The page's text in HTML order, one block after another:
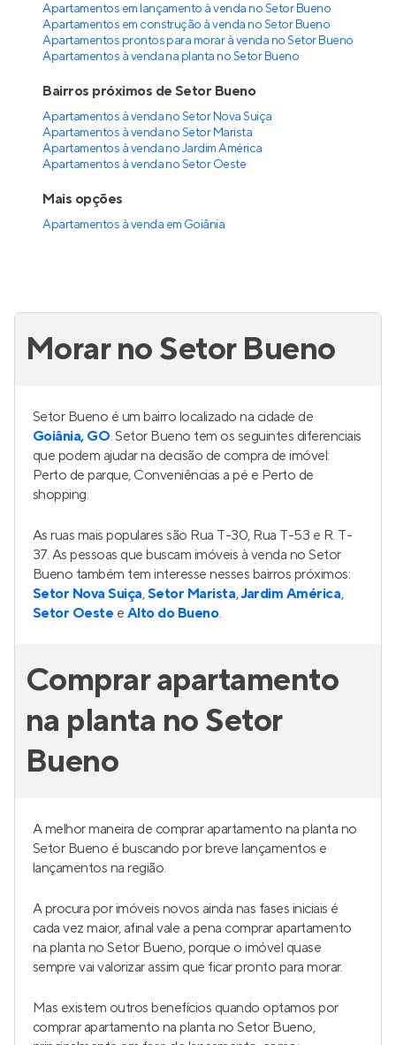
Apartamentos em lançamento à venda no Setor Bueno
Apartamentos em construção à venda no Setor Bueno
Apartamentos prontos para morar à venda no Setor Bueno
Apartamentos à venda na planta no Setor Bueno
Bairros próximos de Setor Bueno
Apartamentos à venda no Setor Nova Suiça
Apartamentos à venda no Setor Marista
Apartamentos à venda no Jardim América
Apartamentos à venda no Setor Oeste
Mais opções
Apartamentos à venda em Goiânia
Morar no Setor Bueno
Setor Bueno é um bairro localizado na cidade de
Goiânia, GO. Setor Bueno tem os seguintes diferenciais
que podem ajudar na decisão de compra de imóvel:
Perto de parque, Conveniências a pé e Perto de
shopping.
As ruas mais populares são Rua T-30, Rua T-53 e R. T-
37. As pessoas que buscam imóveis à venda no Setor
Bueno também tem interesse nesses bairros próximos:
Setor Nova Suiça,Setor Marista,Jardim América,
Setor Oeste e Alto do Bueno.
Comprar apartamento
na planta no Setor
Bueno
A melhor maneira de comprar apartamento na planta no
Setor Bueno é buscando por breve lançamentos e
lançamentos na região.
A procura por imóveis novos ainda nas fases iniciais é
cada vez maior, afinal vale a pena comprar apartamento
na planta no Setor Bueno, porque o imóvel quase
sempre vai valorizar assim que ficar pronto para morar.
Mas existem outros benefícios quando optamos por
comprar apartamento na planta no Setor Bueno,